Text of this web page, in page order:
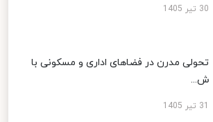
30 تیر 1405
تحولی مدرن در فضاهای اداری و مسکونی با
ش...